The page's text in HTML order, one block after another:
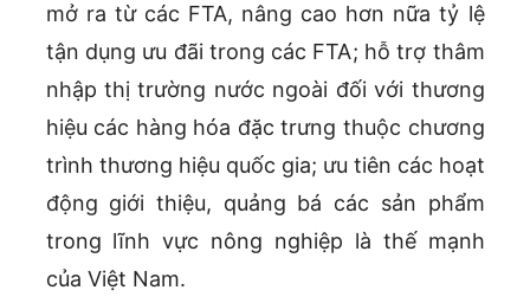
mở ra từ các FTA, nâng cao hơn nữa tỷ lệ
tận dụng ưu đãi trong các FTA; hỗ trợ thâm
nhập thị trường nước ngoài đối với thương
hiệu các hàng hóa đặc trưng thuộc chương
trình thương hiệu quốc gia; ưu tiên các hoạt
động giới thiệu, quảng bá các sản phẩm
trong lĩnh vực nông nghiệp là thế mạnh
của Việt Nam.